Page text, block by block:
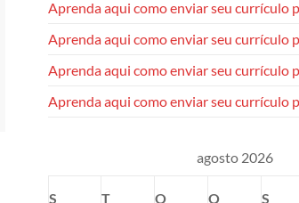
Aprenda aqui como enviar seu currículo
Aprenda aqui como enviar seu currículo
Aprenda aqui como enviar seu currículo
Aprenda aqui como enviar seu currículo
agosto 2026
S T Q Q S